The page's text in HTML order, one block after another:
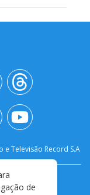
e Televisão Record S.A
de